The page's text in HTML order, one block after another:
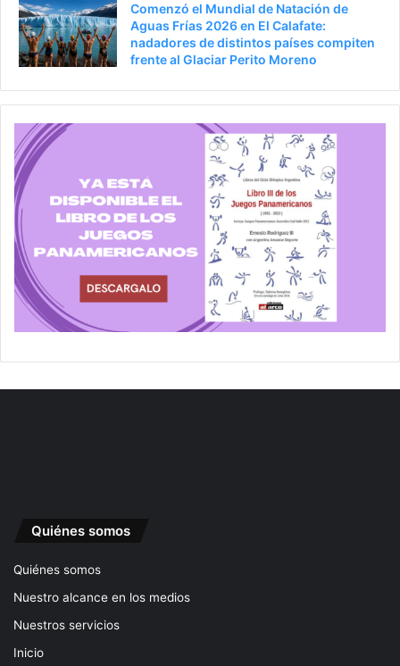
Comenzó el Mundial de Natación de
Aguas Frías 2026 en El Calafate:
nadadores de distintos países compiten
frente al Glaciar Perito Moreno
Quiénes somos
Quiénes somos
Nuestro alcance en los medios
Nuestros servicios
Inicio